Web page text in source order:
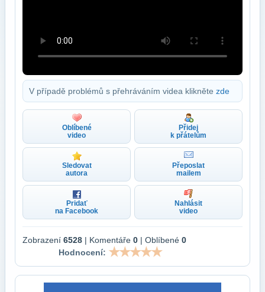
V případě problémů s přehráváním videa klikněte zde
Oblíbené
video
Přidej
k přátelům
Sledovat
autora
Přeposlat
mailem
Pridať
na Facebook
Nahlásit
video
Zobrazení 6528 | Komentáře 0 | Oblíbené 0
Hodnocení: